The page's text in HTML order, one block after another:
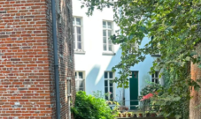
"Saint-Géry : un ancien
avis de
le viol d’une